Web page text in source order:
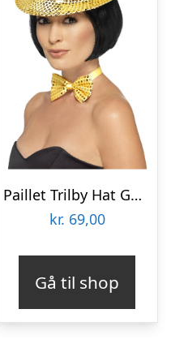
Paillet Trilby Hat Guld
kr. 69,00
Gå til shop